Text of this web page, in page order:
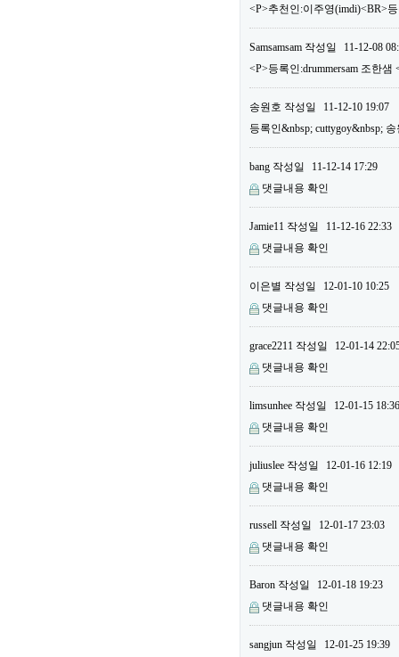
<P>추천인:이주영(imdi)<BR>
Samsamsam 작성일
11-12-08
<P>등록인:drummersam 조한
송원호 작성일
11-12-10 19:07
등록인&nbsp; cuttygoy&nbsp;
bang 작성일
11-12-14 17:29
댓글내용 확인
Jamie11 작성일
11-12-16 22:33
댓글내용 확인
이은별 작성일
12-01-10 10:25
댓글내용 확인
grace2211 작성일
12-01-14
댓글내용 확인
limsunhee 작성일
12-01-15 18:36
댓글내용 확인
juliuslee 작성일
12-01-16 12:19
댓글내용 확인
russell 작성일
12-01-17 23:03
댓글내용 확인
Baron 작성일
12-01-18 19:23
댓글내용 확인
sangjun 작성일
12-01-25 19:39